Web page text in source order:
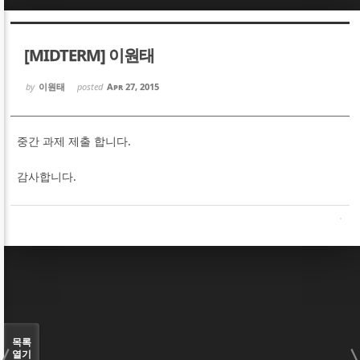
[MIDTERM] 이원태
by 이원태 posted Apr 27, 2015
중간 과제 제출 합니다.
감사합니다.
목록
열기
Sketchbook5, 스케치북5
Sketchbook5, 스케치북5
Sketchbook5, 스케치북5
Sketchbook5, 스케치북5